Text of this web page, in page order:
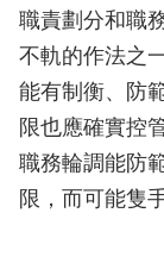
職責劃分和職
不軌的作法之
能有制衡、防
限也應確實控
職務輪調能防
限，而可能隻